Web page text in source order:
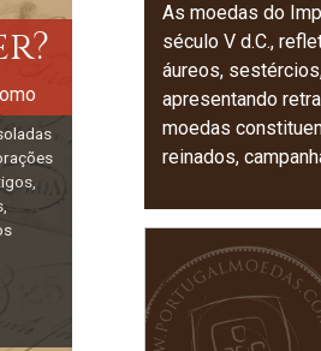
As moedas do
século V d.C.,
áureos,
apresentando
moedas
reinados,